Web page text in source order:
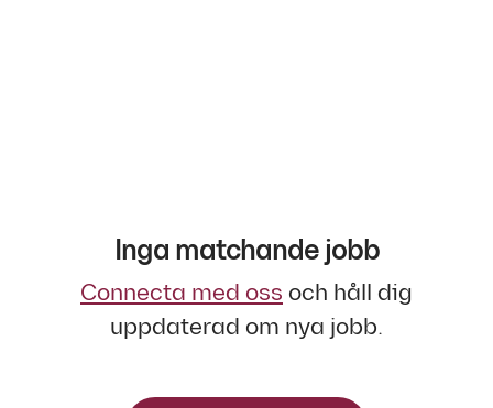
Inga matchande jobb
Connecta med oss och håll dig
uppdaterad om nya jobb.